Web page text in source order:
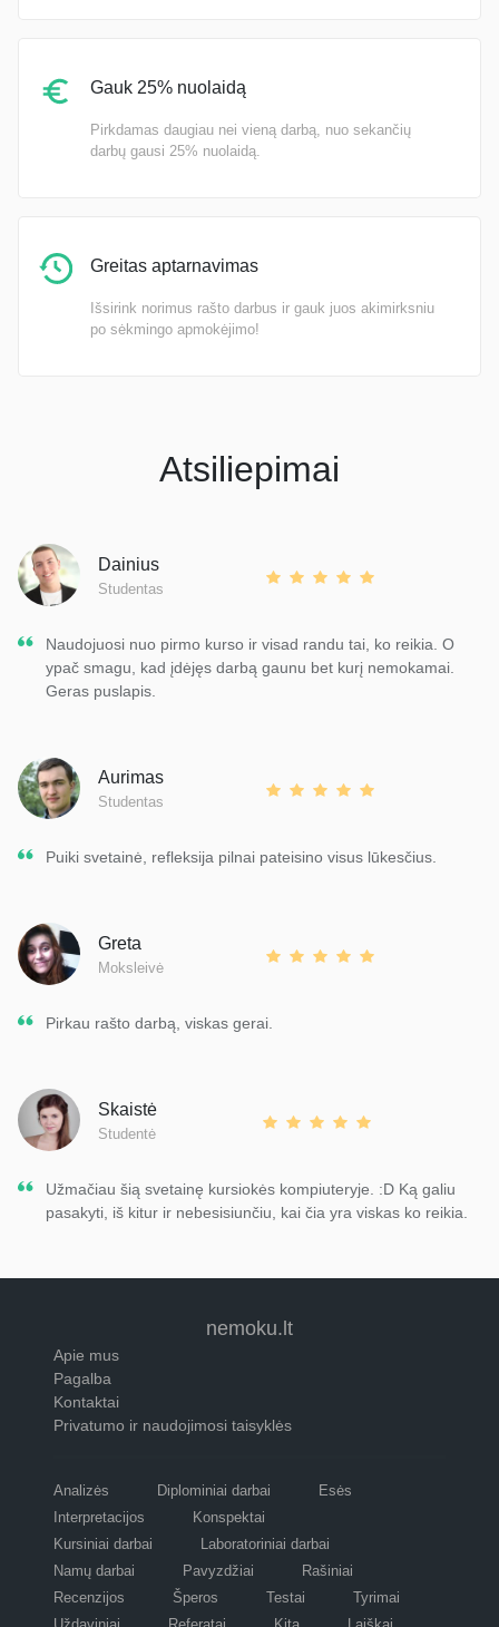
Gauk 25% nuolaidą
Pirkdamas daugiau nei vieną darbą, nuo sekančių
darbų gausi 25% nuolaidą.
Greitas aptarnavimas
Išsirink norimus rašto darbus ir gauk juos akimirksniu
po sėkmingo apmokėjimo!
Atsiliepimai
Dainius
Studentas
Naudojuosi nuo pirmo kurso ir visad randu tai, ko reikia. O
ypač smagu, kad įdėjęs darbą gaunu bet kurį nemokamai.
Geras puslapis.
Aurimas
Studentas
Puiki svetainė, refleksija pilnai pateisino visus lūkesčius.
Greta
Moksleivė
Pirkau rašto darbą, viskas gerai.
Skaistė
Studentė
Užmačiau šią svetainę kursiokės kompiuteryje. :D Ką galiu
pasakyti, iš kitur ir nebesisiunčiu, kai čia yra viskas ko reikia.
nemoku.lt
Apie mus
Pagalba
Kontaktai
Privatumo ir naudojimosi taisyklės
Analizės Diplominiai darbai
Esės
Interpretacijos
Konspektai
Kursiniai darbai
Laboratoriniai darbai
Namų darbai
Pavyzdžiai
Rašiniai
Recenzijos
Šperos Testai
Tyrimai